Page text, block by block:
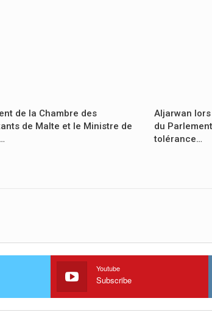
de la Chambre des
de Malte et le Ministre de
Aljarwan
du
tolérance…
Youtube
Subscribe